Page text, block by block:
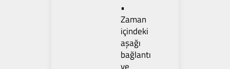
•
Zaman
içindeki
aşağı
bağlantı
ve